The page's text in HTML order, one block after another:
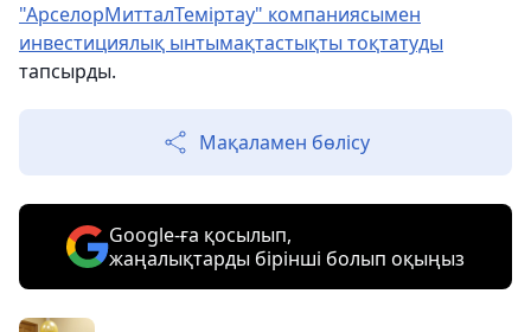
"АрселорМитталТеміртау" компаниясымен
инвестициялық ынтымақтастықты тоқтатуды
тапсырды.
Мақаламен бөлісу
Google-ға қосылып,
жаңалықтарды бірінші болып оқыңыз